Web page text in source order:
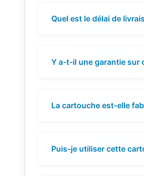
Quel est le délai de
Y a-t-il une garantie sur
La cartouche est-elle
Puis-je utiliser cette